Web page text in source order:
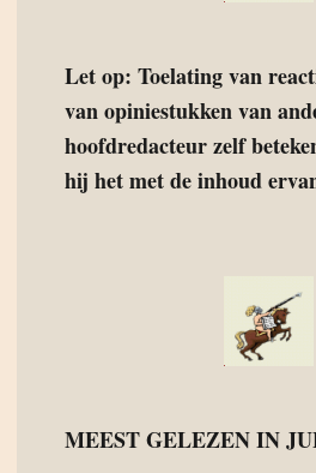
Let op: Toelating van
van opiniestukken van
hoofdredacteur zelf
hij het met de inhoud
MEEST GELEZEN IN